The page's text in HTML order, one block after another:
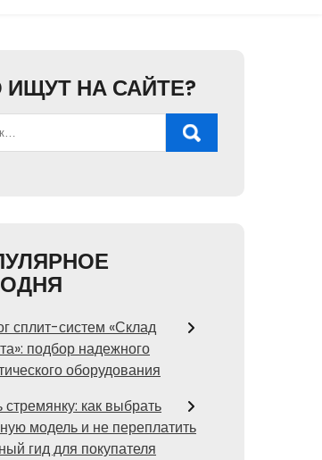
ИЩУТ НА САЙТЕ?
сплит-систем «Склад
подбор надежного
оборудования
стремянку: как выбрать
модель и не переплатить
гид для покупателя